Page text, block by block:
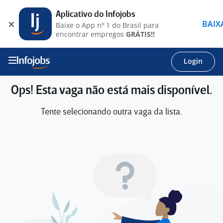
Login
Ops! Esta vaga não está mais disponível.
Tente selecionando outra vaga da lista.
Aplicativo do Infojobs
Baixe o App nº 1 do Brasil para
encontrar empregos GRÁTIS!!